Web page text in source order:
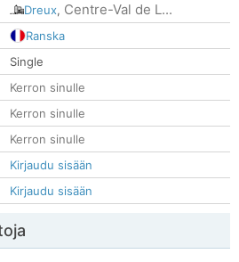
Dreux, Centre-Val de L...
Ranska
Single
Kerron sinulle
Kerron sinulle
Kerron sinulle
Kirjaudu sisään
Kirjaudu sisään